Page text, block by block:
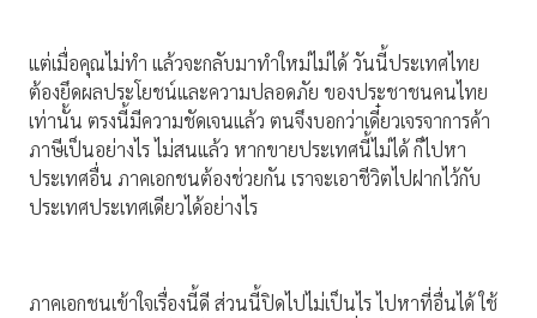
แต่เมื่อคุณไม่ทำ แล้วจะกลับมาทำใหม่ไม่ได้ วันนี้ประเทศไทย
ต้องยึดผลประโยชน์และความปลอดภัย ของประชาชนคนไทย
เท่านั้น ตรงนี้มีความชัดเจนแล้ว ตนจึงบอกว่าเดี๋ยวเจรจาการค้า
ภาษีเป็นอย่างไร ไม่สนแล้ว หากขายประเทศนี้ไม่ได้ ก็ไปหา
ประเทศอื่น ภาคเอกชนต้องช่วยกัน เราจะเอาชีวิตไปฝากไว้กับ
ประเทศประเทศเดียวได้อย่างไร
ภาคเอกชนเข้าใจเรื่องนี้ดี ส่วนนี้ปิดไปไม่เป็นไร ไปหาที่อื่นได้ ใช้